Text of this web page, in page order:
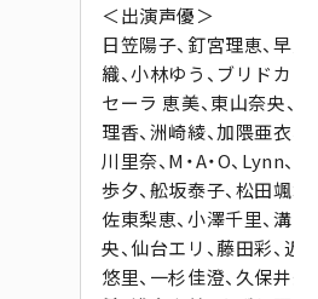
＜出演声優＞
日笠陽子、釘宮理恵、早見
織、小林ゆう、ブリドカッ
セーラ 恵美、東山奈央、
理香、洲崎綾、加隈亜衣、
川里奈、M・A・O、Lynn、
歩夕、舩坂泰子、松田颯水
佐東梨恵、小澤千里、溝口
央、仙台エリ、藤田彩、近
悠里、一杉佳澄、久保井美